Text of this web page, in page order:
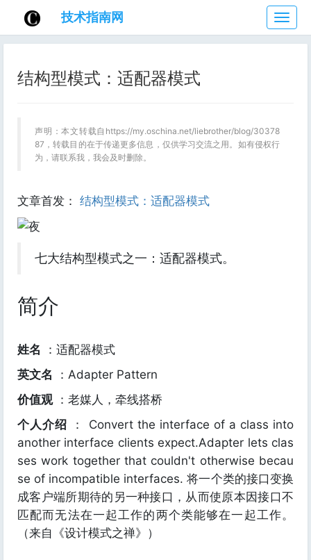
技
术
指
技术指南网
结构型模式：适配器模式
声明：本文转载自https://my.oschina.net/liebrother/blog/30378
87，转载目的在于传递更多信息，仅供学习交流之用。如有侵权行
为，请联系我，我会及时删除。
文章首发： 结构型模式：适配器模式
七大结构型模式之一：适配器模式。
简介
姓名 ：适配器模式
英文名 ：Adapter Pattern
价值观：老媒人，牵线搭桥
个人介绍 ： Convert the interface of a class into
another interface clients expect.Adapter lets clas
ses work together that couldn't otherwise becau
se of incompatible interfaces. 将一个类的接口变换
成客户端所期待的另一种接口，从而使原本因接口不
匹配而无法在一起工作的两个类能够在一起工作。
（来自《设计模式之禅》）